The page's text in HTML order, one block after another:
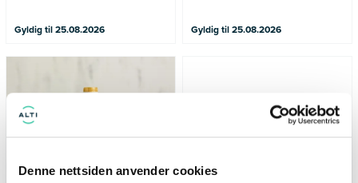
Denne nettsiden anvender cookies
Gyldig til 25.08.2026 Gyldig til 25.08.2026